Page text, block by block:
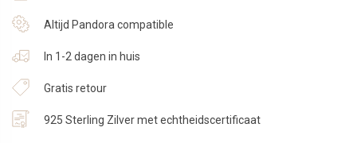
925
Zilver
aantal
Altijd Pandora compatible
In 1-2 dagen in huis
Gratis retour
925 Sterling Zilver met echtheidscertificaat